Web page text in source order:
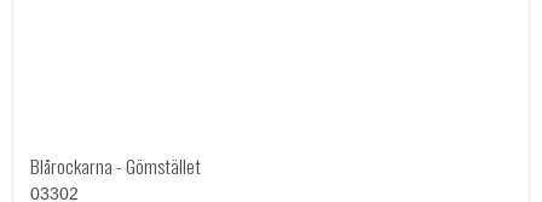
Blårockarna - Gömstället
03302